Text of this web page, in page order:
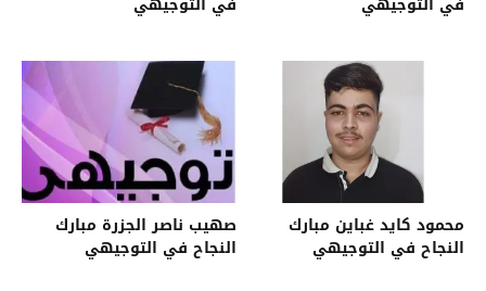
محمود كايد غباين مبارك
النجاح في التوجيهي
صهيب ناصر الجزرة مبارك
النجاح في التوجيهي